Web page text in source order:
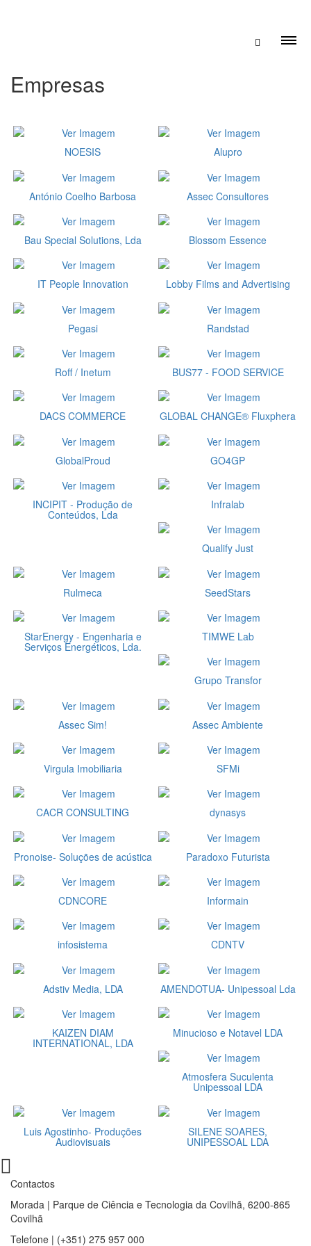
Empresas
NOESIS Alupro
António Coelho Barbosa Assec Consultores
Bau Special Solutions, Lda Blossom Essence
IT People Innovation Lobby Films and Advertising
Pegasi Randstad
Roff / Inetum BUS77 - FOOD SERVICE
DACS COMMERCE GLOBAL CHANGE® Fluxphera
GlobalProud GO4GP
INCIPIT - Produção de
Conteúdos, Lda
Infralab
Qualify Just
Rulmeca SeedStars
StarEnergy - Engenharia e
Serviços Energéticos, Lda.
TIMWE Lab
Grupo Transfor
Assec Sim! Assec Ambiente
Virgula Imobiliaria SFMi
CACR CONSULTING dynasys
Pronoise- Soluções de acústica Paradoxo Futurista
CDNCORE Informain
infosistema CDNTV
Adstiv Media, LDA AMENDOTUA- Unipessoal Lda
KAIZEN DIAM
INTERNATIONAL, LDA
Minucioso e Notavel LDA
Atmosfera Suculenta
Unipessoal LDA
Luis Agostinho- Produções
Audiovisuais
SILENE SOARES,
UNIPESSOAL LDA
Contactos
Morada | Parque de Ciência e Tecnologia da Covilhã, 6200-865
Covilhã
Telefone | (+351) 275 957 000